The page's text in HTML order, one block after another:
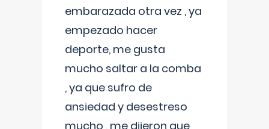
embarazada otra vez , ya
empezado hacer
deporte, me gusta
mucho saltar a la comba
, ya que sufro de
ansiedad y desestreso
mucho , me dijeron que